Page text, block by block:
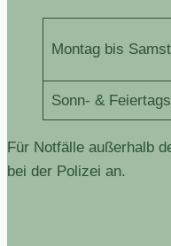
Montag bis
Sonn- & Feiertags
Für Notfälle außerhalb
bei der Polizei an.